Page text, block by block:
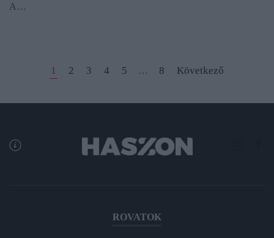
A…
1 2 3 4 5 … 8 Következő
ROVATOK